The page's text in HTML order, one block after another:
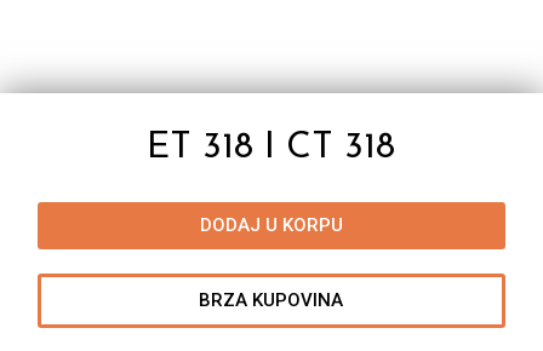
ET 318 I CT 318
DODAJ U KORPU
BRZA KUPOVINA